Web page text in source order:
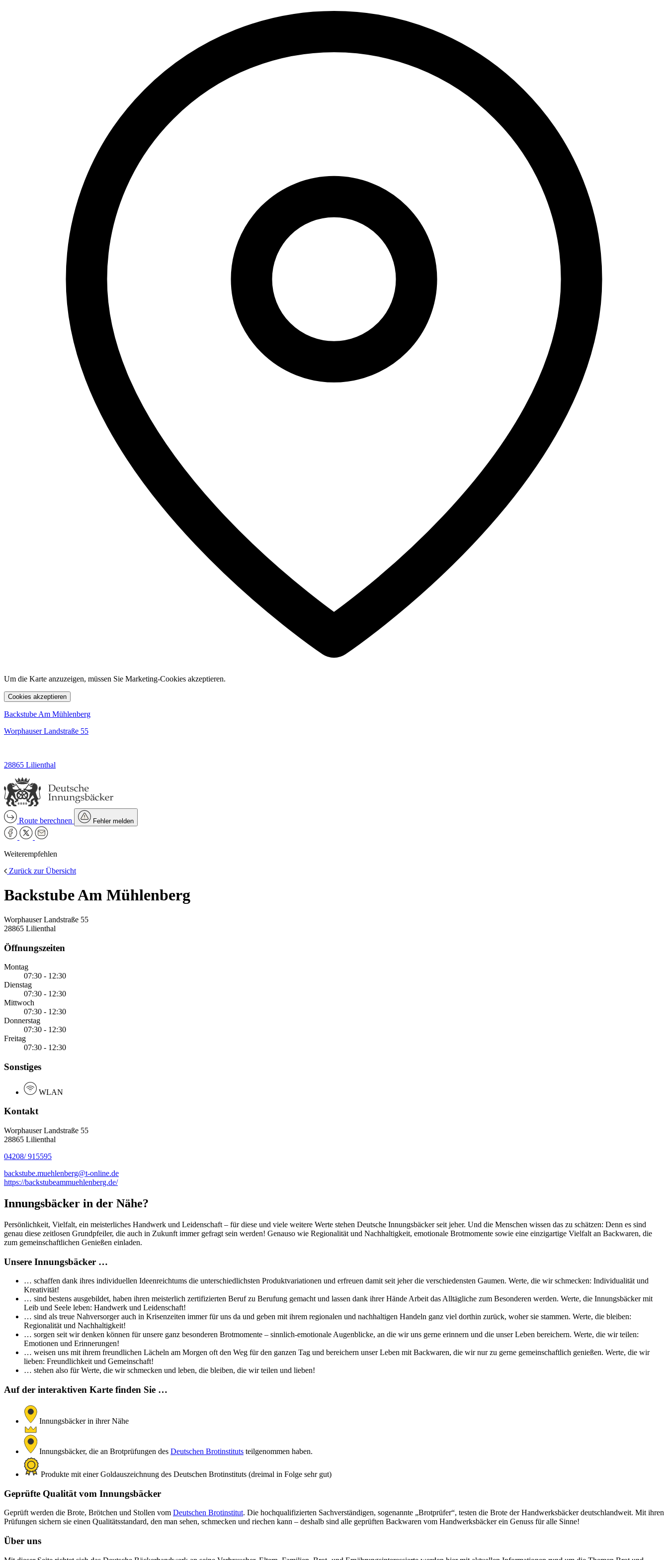
Um die Karte anzuzeigen, müssen Sie Marketing-Cookies akzeptieren.
Cookies akzeptieren
Backstube Am Mühlenberg
Worphauser Landstraße 55
28865 Lilienthal
Route berechnen Fehler melden
Weiterempfehlen
Zurück zur Übersicht
Backstube Am Mühlenberg
Worphauser Landstraße 55
28865 Lilienthal
Öffnungszeiten
Montag
07:30 - 12:30
Dienstag
07:30 - 12:30
Mittwoch
07:30 - 12:30
Donnerstag
07:30 - 12:30
Freitag
07:30 - 12:30
Sonstiges
WLAN
Kontakt
Worphauser Landstraße 55
28865 Lilienthal
04208/ 915595
backstube.muehlenberg@t-online.de
https://backstubeammuehlenberg.de/
Innungsbäcker in der Nähe?
Persönlichkeit, Vielfalt, ein meisterliches Handwerk und Leidenschaft – für diese und viele weitere Werte stehen Deutsche Innungsbäcker seit jeher. Und die Menschen wissen das zu schätzen: Denn es sind
genau diese zeitlosen Grundpfeiler, die auch in Zukunft immer gefragt sein werden! Genauso wie Regionalität und Nachhaltigkeit, emotionale Brotmomente sowie eine einzigartige Vielfalt an Backwaren, die
zum gemeinschaftlichen Genießen einladen.
Unsere Innungsbäcker …
… schaffen dank ihres individuellen Ideenreichtums die unterschiedlichsten Produktvariationen und erfreuen damit seit jeher die verschiedensten Gaumen. Werte, die wir schmecken: Individualität und
Kreativität!
… sind bestens ausgebildet, haben ihren meisterlich zertifizierten Beruf zu Berufung gemacht und lassen dank ihrer Hände Arbeit das Alltägliche zum Besonderen werden. Werte, die Innungsbäcker mit
Leib und Seele leben: Handwerk und Leidenschaft!
… sind als treue Nahversorger auch in Krisenzeiten immer für uns da und geben mit ihrem regionalen und nachhaltigen Handeln ganz viel dorthin zurück, woher sie stammen. Werte, die bleiben:
Regionalität und Nachhaltigkeit!
… sorgen seit wir denken können für unsere ganz besonderen Brotmomente – sinnlich-emotionale Augenblicke, an die wir uns gerne erinnern und die unser Leben bereichern. Werte, die wir teilen:
Emotionen und Erinnerungen!
… weisen uns mit ihrem freundlichen Lächeln am Morgen oft den Weg für den ganzen Tag und bereichern unser Leben mit Backwaren, die wir nur zu gerne gemeinschaftlich genießen. Werte, die wir
lieben: Freundlichkeit und Gemeinschaft!
… stehen also für Werte, die wir schmecken und leben, die bleiben, die wir teilen und lieben!
Auf der interaktiven Karte finden Sie …
Innungsbäcker in ihrer Nähe
Innungsbäcker, die an Brotprüfungen des Deutschen Brotinstituts teilgenommen haben.
Produkte mit einer Goldauszeichnung des Deutschen Brotinstituts (dreimal in Folge sehr gut)
Geprüfte Qualität vom Innungsbäcker
Geprüft werden die Brote, Brötchen und Stollen vom Deutschen Brotinstitut. Die hochqualifizierten Sachverständigen, sogenannte „Brotprüfer“, testen die Brote der Handwerksbäcker deutschlandweit. Mit ihren
Prüfungen sichern sie einen Qualitätsstandard, den man sehen, schmecken und riechen kann – deshalb sind alle geprüften Backwaren vom Handwerksbäcker ein Genuss für alle Sinne!
Über uns